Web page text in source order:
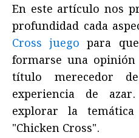
En este artículo nos
profundidad cada
Cross juego para
formarse una
título merecedor
experiencia de
explorar la
"Chicken Cross".